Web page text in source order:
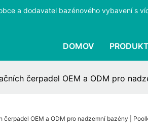
a dodavatel bazénového vybavení s
DOMOV
čerpadel OEM a ODM pro